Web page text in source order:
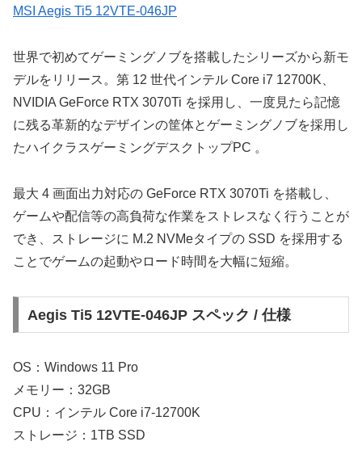
MSI Aegis Ti5 12VTE-046JP
世界で初めてゲーミングノブを搭載したシリーズから新モ
デルをリリース。第 12 世代インテル Core i7 12700K、
NVIDIA GeForce RTX 3070Ti を採用し、一度見たら記憶
に残る革新的なデザインの筐体とゲーミングノブを採用し
たハイクラスゲーミングデスクトップPC 。
最大 4 画面出力対応の GeForce RTX 3070Ti を搭載し、
ゲームや配信等の高負荷な作業をストレスなく行うことが
でき、ストレージに M.2 NVMeタイプの SSD を採用する
ことでゲームの起動やロード時間を大幅に短縮。
Aegis Ti5 12VTE-046JP スペック / 仕様
OS：Windows 11 Pro
メモリー：32GB
CPU：インテル Core i7-12700K
ストレージ：1TB SSD